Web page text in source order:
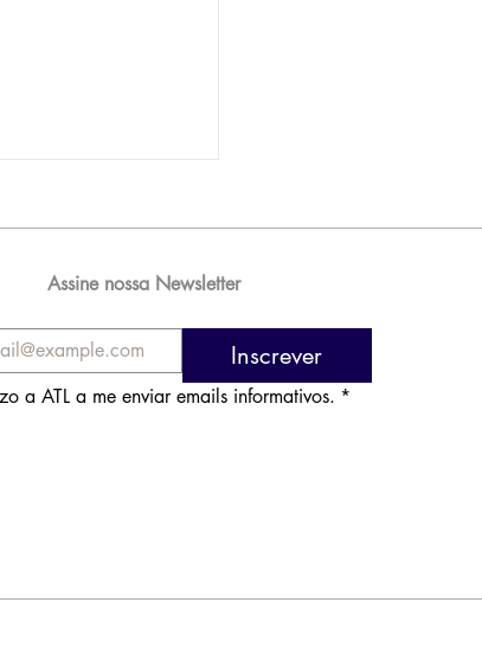
Assine nossa Newsletter
Inscrever
a ATL a me enviar emails informativos. *